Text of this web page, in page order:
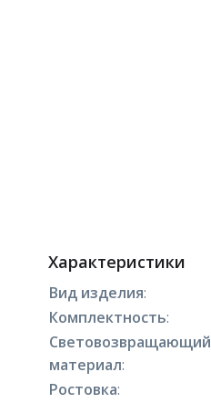
Характеристики
Вид изделия:
Комплектность:
Световозвращающий
материал:
Ростовка: